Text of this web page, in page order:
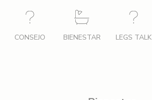
CONSEJO BIENESTAR LEGS TALK